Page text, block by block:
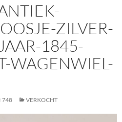
ZILVER-
1845-
WAGENWIEL-
748 VERKOCHT